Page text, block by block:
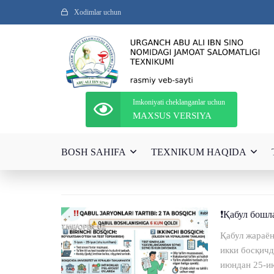
Xodimlar uchun
Imkoniyati cheklanganlar uchun
MAXSUS VERSIYA
BOSH SAHIFA TEXNIKUM HAQIDA
❗️Қабул
Қабул
икки
июндан 25-